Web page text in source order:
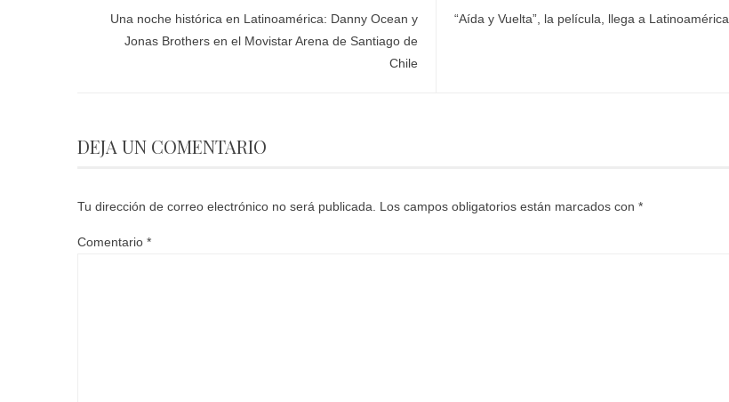
Una noche histórica en Latinoamérica: Danny Ocean y
Jonas Brothers en el Movistar Arena de Santiago de
Chile
“Aída y Vuelta”, la película, llega a Latinoamérica
DEJA UN COMENTARIO
Tu dirección de correo electrónico no será publicada. Los campos obligatorios están marcados con *
Comentario *